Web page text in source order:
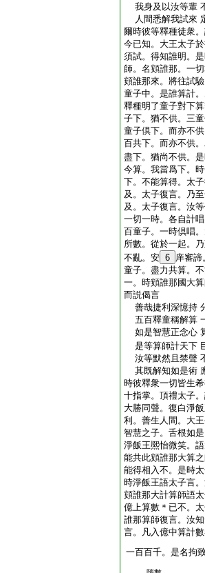
我身及以汝等輩
人間悉解我試來
爾時彼等釋種徒衆
今已知。大王太子
須試。得知誰明。
師。名頞誰那。一
頞誰那來。將往試
童子中。是誰算計
釋種明了童子對下
子下。猶不供。三
童子倶下。而亦不
百共下。而亦不供
盡下。猶尚不供。
今算。我當爲下。
下。不能算得。太
及。太子復言。乃
及。太子復言。汝
一切一時。各自計
百童子。一時倶唱
所數。從於一起。
不亂。安 6 庠審諦
童子。盡力共算。
一。時頞誰那國大
而説偈言
善哉捷利深憶持
五百釋童稱解算
如是智慧正念心
是等算師計天下
汝等默然且禁聲
其既解知如是術
時彼釋衆一切皆生
十指掌。頂禮太子
大勝同聲。復白淨
利。善生人間。大
智慧之子。舌根如
淨飯王熈怡微笑。
能共此頞誰那大算
能得相入不。是時
時淨飯王語太子言
頞誰那大計算師語
億上算數＊已不。
誰那算師復言。汝
言。凡入億中算計
一百百千。是名拘